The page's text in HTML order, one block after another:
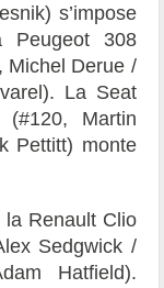
) s’impose
Peugeot308
Michel Derue /
). La Seat
(#120, Martin
Pettitt) monte
la Renault Clio
Sedgwick /
Hatfield).